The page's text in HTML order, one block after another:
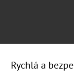
Rychlá a